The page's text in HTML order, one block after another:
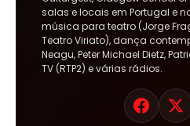
salas e locais em Portugal e
música para teatro (Jorge
Teatro Viriato), dança
Neagu, Peter Michael Dietz,
TV (RTP2) e várias rádios.